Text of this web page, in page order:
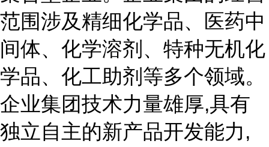
范围涉及精细化学品、医药中
间体、化学溶剂、特种无机化
学品、化工助剂等多个领域。
企业集团技术力量雄厚,具有
独立自主的新产品开发能力,